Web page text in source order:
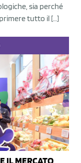
sia perché
tutto il […]